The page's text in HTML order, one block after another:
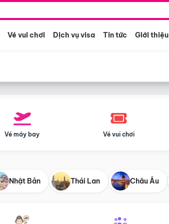
Vé vui chơi Dịch vụ visa Tin tức Giới thiệu
Vé máy bay Vé vui chơi
Nhật Bản Thái Lan Châu Âu